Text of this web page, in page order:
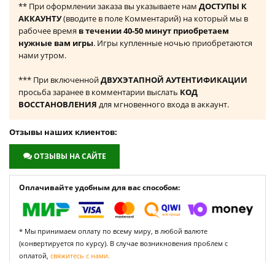
** При оформлении заказа вы указываете нам ДОСТУПЫ К
АККАУНТУ(вводите в поле Комментарий) на который мы в
рабочее время в течении 40-50 минут приобретаем
нужные вам игры. Игры купленные ночью приобретаются
нами утром.
*** При включеннойДВУХЭТАПНОЙ АУТЕНТИФИКАЦИИ
просьба заранее в комментарии выслать КОД
ВОССТАНОВЛЕНИЯ для мгновенного входа в аккаунт.
Отзывы наших клиентов:
ОТЗЫВЫ НА САЙТЕ
Оплачивайте удобным для вас способом:
* Мы принимаем оплату по всему миру, в любой валюте
(конвертируется по курсу). В случае возникновения проблем с
оплатой, свяжитесь с нами.